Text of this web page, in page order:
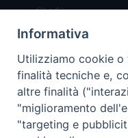
Chi Siamo
Redazione
Scrivici
Informativa
Utilizziamo cookie
finalità tecniche e,
altre finalità
"miglioramento
"targeting e